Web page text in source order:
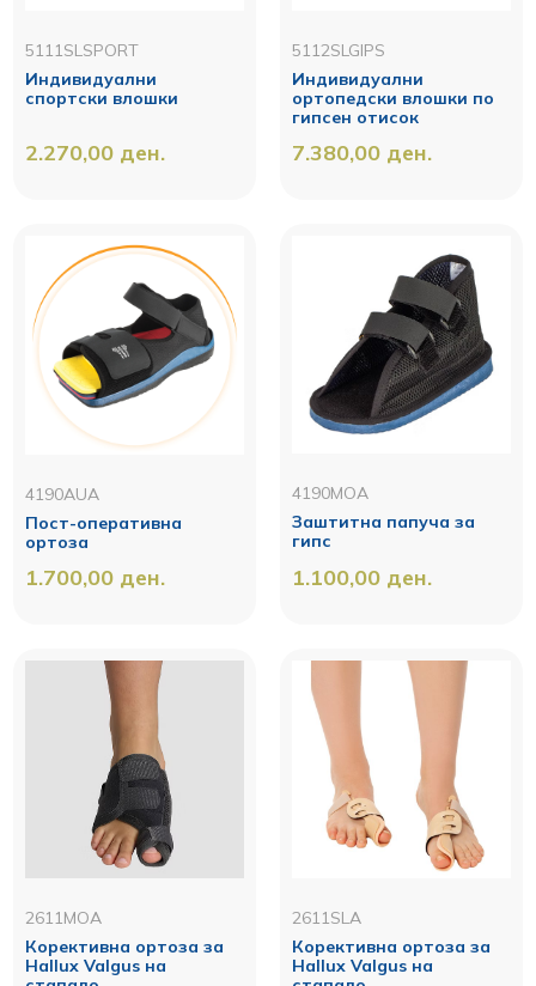
5111SLSPORT
Индивидуални
спортски влошки
2.270,00 ден.
5112SLGIPS
Индивидуални
ортопедски влошки по
гипсен отисок
7.380,00 ден.
4190AUA
Пост-оперативна
ортоза
1.700,00 ден.
4190MOA
Заштитна папуча за
гипс
1.100,00 ден.
2611MOA
Корективнa ортоза за
Hallux Valgus на
2611SLA
Корективнa ортоза за
Hallux Valgus на